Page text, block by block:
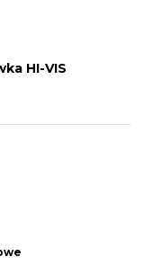
HI-VIS